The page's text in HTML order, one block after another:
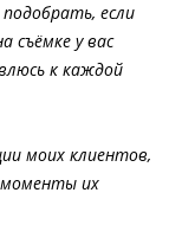
если
съёмке у вас
к каждой
моих клиентов,
моменты их